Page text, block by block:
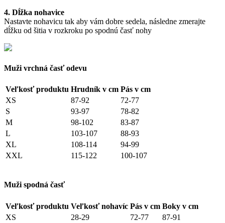
4. Dĺžka nohavice
Nastavte nohavicu tak aby vám dobre sedela, následne zmerajte
dĺžku od šitia v rozkroku po spodnú časť nohy
Muži vrchná časť odevu
Veľkosť produktu Hrudník v cm Pás v cm
XS
87-92
72-77
S
93-97
78-82
M
98-102
83-87
L
103-107
88-93
XL
108-114
94-99
XXL
115-122 100-107
Muži spodná časť
Veľkosť produktu Veľkosť nohavíc Pás v cm Boky v cm
XS
28-29 72-77
87-91